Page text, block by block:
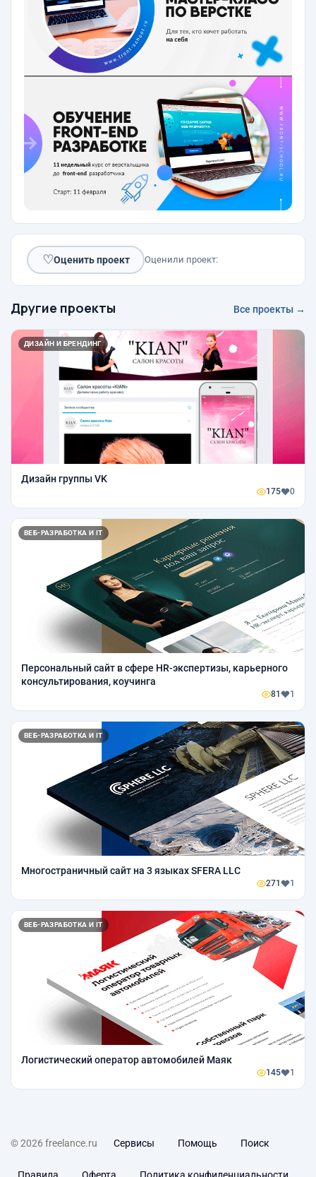
♡Оценить проект Оценили проект:
Другие проекты Все проекты →
ДИЗАЙН И БРЕНДИНГ
Дизайн группы VK
175 0
ВЕБ-РАЗРАБОТКА И IT
Персональный сайт в сфере HR-экспертизы, карьерного
консультирования, коучинга
81 1
ВЕБ-РАЗРАБОТКА И IT
Многостраничный сайт на 3 языках SFERA LLC
271 1
ВЕБ-РАЗРАБОТКА И IT
Логистический оператор автомобилей Маяк
145 1
© 2026 freelance.ru Сервисы Помощь Поиск